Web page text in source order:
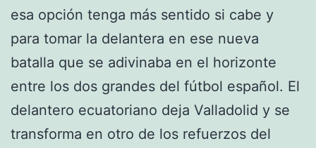
esa opción tenga más sentido si cabe y
para tomar la delantera en ese nueva
batalla que se adivinaba en el horizonte
entre los dos grandes del fútbol español. El
delantero ecuatoriano deja Valladolid y se
transforma en otro de los refuerzos del